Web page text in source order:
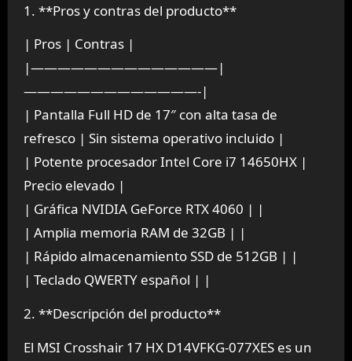
1. **Pros y contras del producto**
| Pros | Contras |
|——————————————|
—————————————-|
| Pantalla Full HD de 17″ con alta tasa de
refresco | Sin sistema operativo incluido |
| Potente procesador Intel Core i7 14650HX |
Precio elevado |
| Gráfica NVIDIA GeForce RTX 4060 | |
| Amplia memoria RAM de 32GB | |
| Rápido almacenamiento SSD de 512GB | |
| Teclado QWERTY español | |
2. **Descripción del producto**
El MSI Crosshair 17 HX D14VFKG-077XES es un